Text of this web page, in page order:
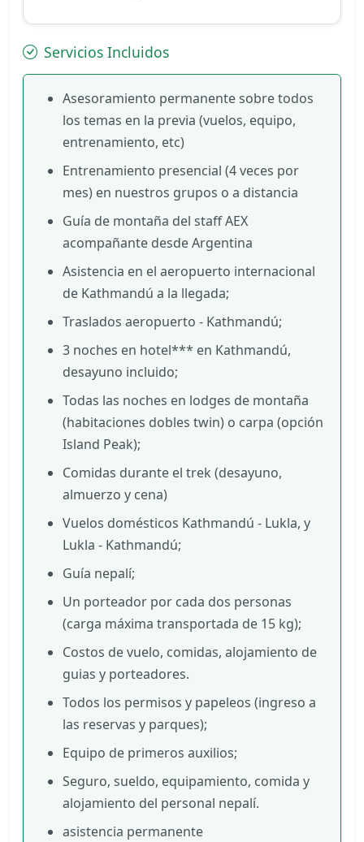
Servicios Incluidos
Asesoramiento permanente sobre todos
los temas en la previa (vuelos, equipo,
entrenamiento, etc)
Entrenamiento presencial (4 veces por
mes) en nuestros grupos o a distancia
Guía de montaña del staff AEX
acompañante desde Argentina
Asistencia en el aeropuerto internacional
de Kathmandú a la llegada;
Traslados aeropuerto - Kathmandú;
3 noches en hotel*** en Kathmandú,
desayuno incluido;
Todas las noches en lodges de montaña
(habitaciones dobles twin) o carpa (opción
Island Peak);
Comidas durante el trek (desayuno,
almuerzo y cena)
Vuelos domésticos Kathmandú - Lukla, y
Lukla - Kathmandú;
Guía nepalí;
Un porteador por cada dos personas
(carga máxima transportada de 15 kg);
Costos de vuelo, comidas, alojamiento de
guias y porteadores.
Todos los permisos y papeleos (ingreso a
las reservas y parques);
Equipo de primeros auxilios;
Seguro, sueldo, equipamiento, comida y
alojamiento del personal nepalí.
asistencia permanente